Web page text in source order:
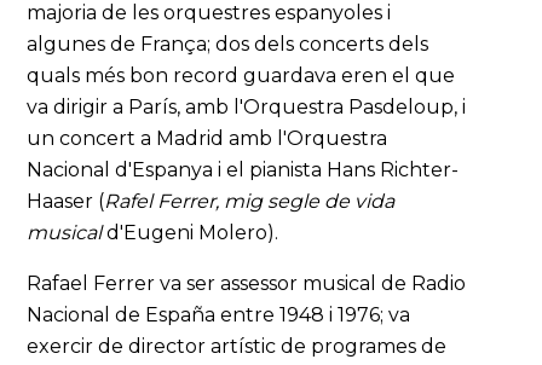
majoria de les orquestres espanyoles i
algunes de França; dos dels concerts dels
quals més bon record guardava eren el que
va dirigir a París, amb l'Orquestra Pasdeloup, i
un concert a Madrid amb l'Orquestra
Nacional d'Espanya i el pianista Hans Richter-
Haaser (Rafel Ferrer, mig segle de vida
musicald'Eugeni Molero).
Rafael Ferrer va ser assessor musical de Radio
Nacional de España entre 1948 i 1976; va
exercir de director artístic de programes de